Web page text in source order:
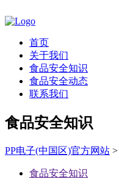
首页
关于我们
食品安全知识
食品安全动态
联系我们
食品安全知识
PP电子(中国区)官方网站 >
食品安全知识